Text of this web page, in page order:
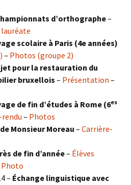
d’orthographe–
lauréate
scolaire à Paris (4e années)
– Photos (groupe 2)
pour la restauration du
bruxellois – Présentation –
de fin d’études à Rome (6es
– Photos
Monsieur Moreau – Carrière-
de fin d’année– Élèves
Photo
– Échange linguistique avec